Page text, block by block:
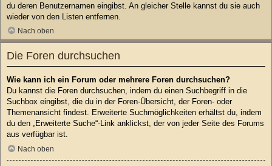
du deren Benutzernamen eingibst. An gleicher Stelle kannst du sie auch
wieder von den Listen entfernen.
Nach oben
Die Foren durchsuchen
Wie kann ich ein Forum oder mehrere Foren durchsuchen?
Du kannst die Foren durchsuchen, indem du einen Suchbegriff in die
Suchbox eingibst, die du in der Foren-Übersicht, der Foren- oder
Themenansicht findest. Erweiterte Suchmöglichkeiten erhältst du, indem
du den „Erweiterte Suche“-Link anklickst, der von jeder Seite des Forums
aus verfügbar ist.
Nach oben